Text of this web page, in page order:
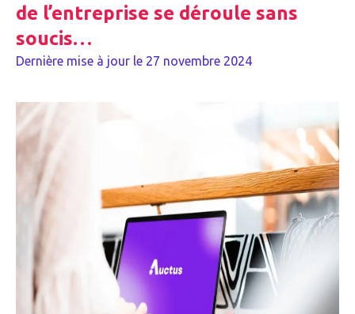
de l’entreprise se déroule sans
soucis…
Dernière mise à jour le 27 novembre 2024